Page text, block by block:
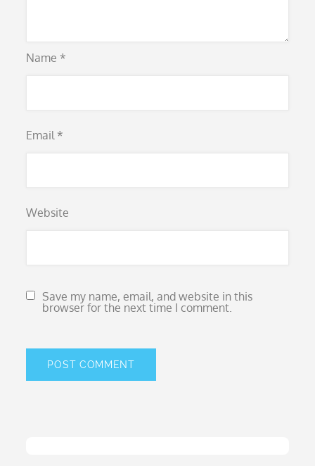
Name *
Email *
Website
Save my name, email, and website in this
browser for the next time I comment.